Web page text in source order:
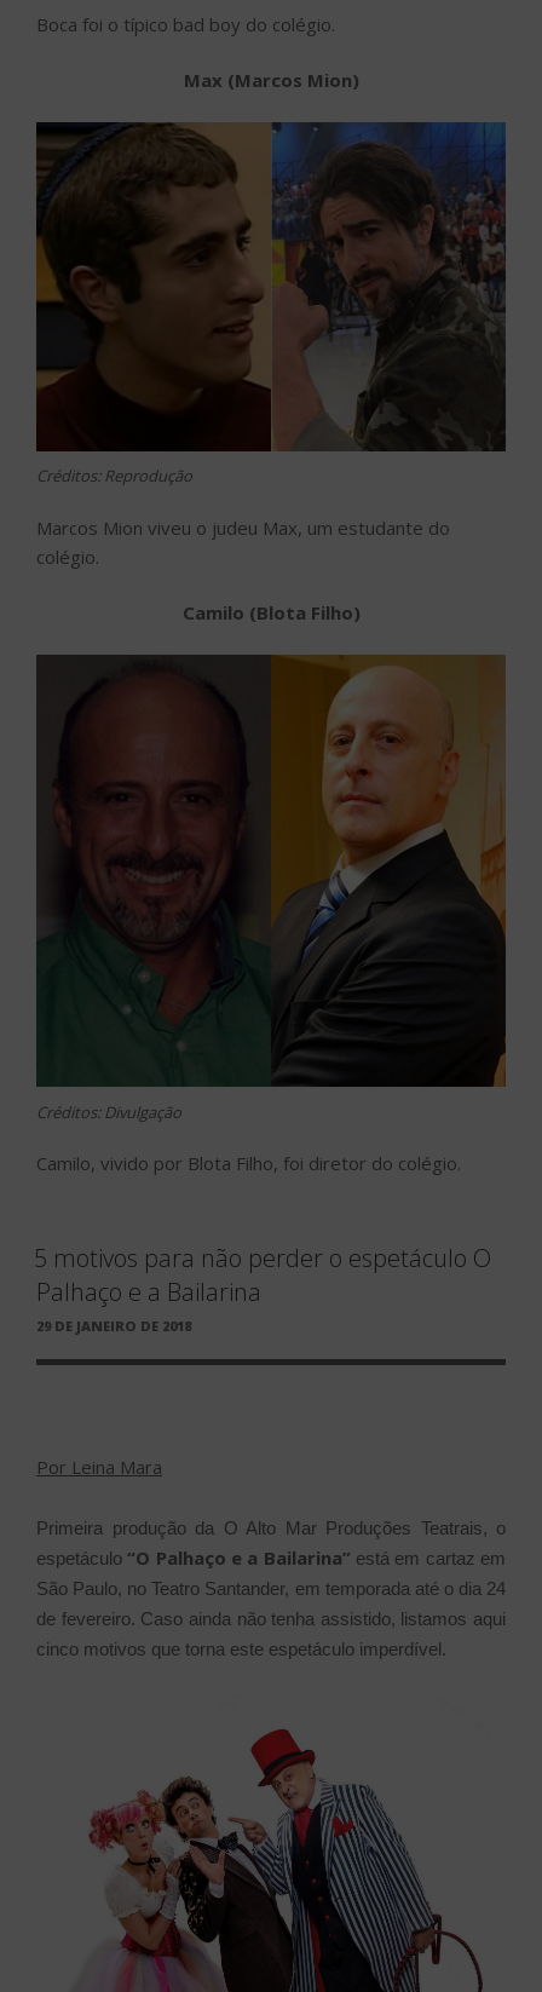
Boca foi o típico bad boy do colégio.
Max (Marcos Mion)
Créditos: Reprodução
Marcos Mion viveu o judeu Max, um estudante do
colégio.
Camilo (Blota Filho)
Créditos: Divulgação
Camilo, vivido por Blota Filho, foi diretor do colégio.
5 motivos para não perder o espetáculo O
Palhaço e a Bailarina
PUBLICADO
29 DE JANEIRO DE 2018
Por Leina Mara
Primeira produção da O Alto Mar Produções Teatrais, o
espetáculo“O Palhaço e a Bailarina” está em cartaz em
São Paulo, no Teatro Santander, em temporada até o dia 24
de fevereiro. Caso ainda não tenha assistido, listamos aqui
cinco motivos que torna este espetáculo imperdível.